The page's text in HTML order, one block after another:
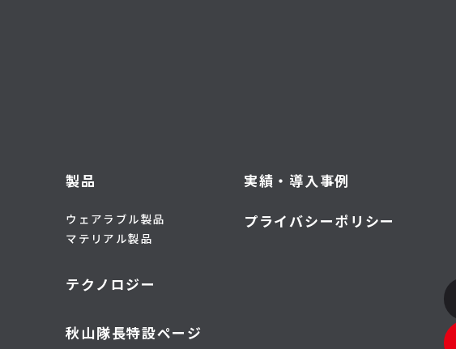
製品
ウェアラブル製品
マテリアル製品
テクノロジー
秋山隊長特設ページ
実績・導入事例
プライバシーポリシー